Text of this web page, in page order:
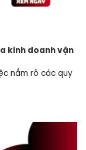
kinh doanh vận
nắm rõ các quy